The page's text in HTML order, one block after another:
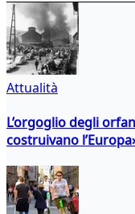
Attualità
L’orgoglio degli
costruivano